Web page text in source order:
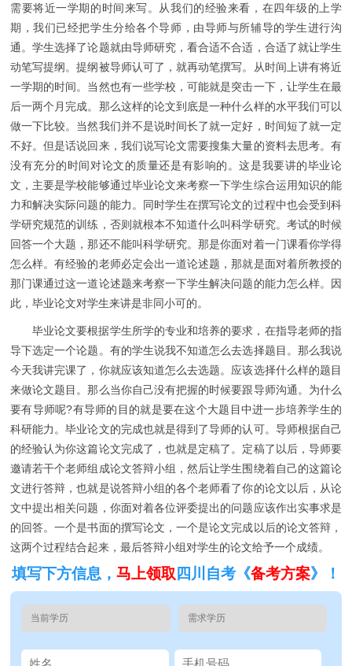
需要将近一学期的时间来写。从我们的经验来看，在四年级的上学
期，我们已经把学生分给各个导师，由导师与所辅导的学生进行沟
通。学生选择了论题就由导师研究，看合适不合适，合适了就让学生
动笔写提纲。提纲被导师认可了，就再动笔撰写。从时间上讲有将近
一学期的时间。当然也有一些学校，可能就是突击一下，让学生在最
后一两个月完成。那么这样的论文到底是一种什么样的水平我们可以
做一下比较。当然我们并不是说时间长了就一定好，时间短了就一定
不好。但是话说回来，我们说写论文需要搜集大量的资料去思考。有
没有充分的时间对论文的质量还是有影响的。这是我要讲的毕业论
文，主要是学校能够通过毕业论文来考察一下学生综合运用知识的能
力和解决实际问题的能力。同时学生在撰写论文的过程中也会受到科
学研究规范的训练，否则就根本不知道什么叫科学研究。考试的时候
回答一个大题，那还不能叫科学研究。那是你面对着一门课看你学得
怎么样。有经验的老师必定会出一道论述题，那就是面对着所教授的
那门课通过这一道论述题来考察一下学生解决问题的能力怎么样。因
此，毕业论文对学生来讲是非同小可的。
毕业论文要根据学生所学的专业和培养的要求，在指导老师的指
导下选定一个论题。有的学生说我不知道怎么去选择题目。那么我说
今天我讲完课了，你就应该知道怎么去选题。应该选择什么样的题目
来做论文题目。那么当你自己没有把握的时候要跟导师沟通。为什么
要有导师呢?有导师的目的就是要在这个大题目中进一步培养学生的
科研能力。毕业论文的完成也就是得到了导师的认可。导师根据自己
的经验认为你这篇论文完成了，也就是定稿了。定稿了以后，导师要
邀请若干个老师组成论文答辩小组，然后让学生围绕着自己的这篇论
文进行答辩，也就是说答辩小组的各个老师看了你的论文以后，从论
文中提出相关问题，你面对着各位评委提出的问题应该作出实事求是
的回答。一个是书面的撰写论文，一个是论文完成以后的论文答辩，
这两个过程结合起来，最后答辩小组对学生的论文给予一个成绩。
填写下方信息， 马上领取 四川自考《备考方案》！